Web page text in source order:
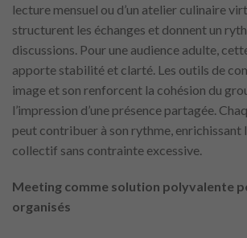
lecture mensuel ou d’un atelier culinaire
structurent les échanges et donnent un
discussions. Pour une audience adulte,
apporte stabilité et clarté. Les outils de
image et son renforcent la cohésion du
l’impression d’une présence partagée.
peut contribuer à son rythme, enrichissant
collectif sans contrainte excessive.
Meeting comme solution polyvalente
organisés